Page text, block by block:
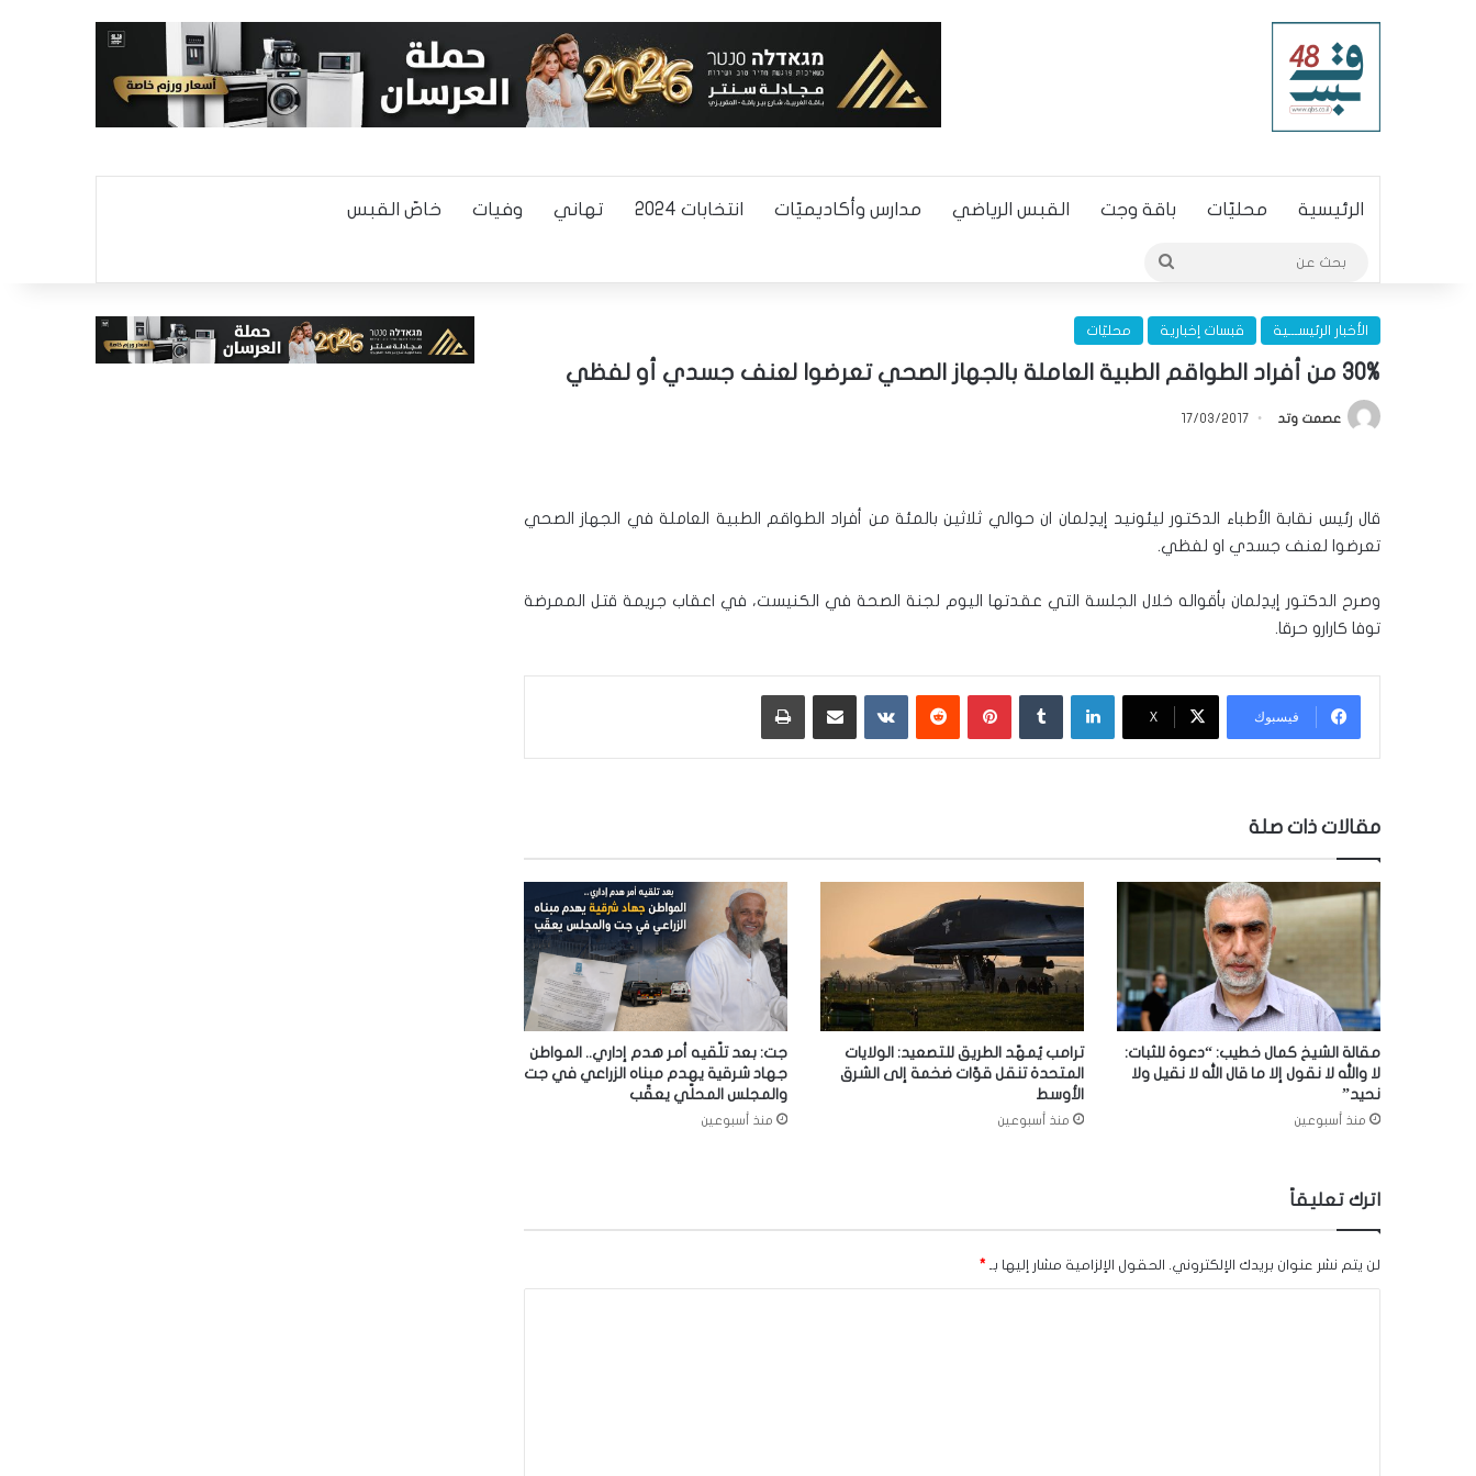
الرئيسية محليّات باقة وجت القبس الرياضي مدارس وأكاديميّات انتخابات 2024 تهاني وفيات خاصّ القبس
الأخبار الرئيســـية قبسات إخبارية محليّات
30% من أفراد الطواقم الطبية العاملة بالجهاز الصحي تعرضوا لعنف جسدي أو لفظي
عصمت وتد 17/03/2017
قال رئيس نقابة الأطباء الدكتور ليئونيد إيدِلمان ان حوالي ثلاثين بالمئة من أفراد الطواقم الطبية العاملة في الجهاز الصحي
تعرضوا لعنف جسدي او لفظي.
وصرح الدكتور إيدِلمان بأقواله خلال الجلسة التي عقدتها اليوم لجنة الصحة في الكنيست، في اعقاب جريمة قتل الممرضة
توفا كارارو حرقا.
فيسبوك ‫X
لينكدإن بينتيريست ‏VKontakte
مقالات ذات صلة
مقالة الشيخ كمال خطيب: “دعوة للثبات:
لا والله لا نقول إلا ما قال الله لا نقيل ولا
نحيد”
منذ أسبوعين
ترامب يُمهّد الطريق للتصعيد: الولايات
المتحدة تنقل قوّات ضخمة إلى الشرق
الأوسط
منذ أسبوعين
جت: بعد تلّقيه أمر هدم إداري.. المواطن
جهاد شرقية يهدم مبناه الزراعي في جت
والمجلس المحلّي يعقّب
منذ أسبوعين
اترك تعليقاً
لن يتم نشر عنوان بريدك الإلكتروني. الحقول الإلزامية مشار إليها بـ *